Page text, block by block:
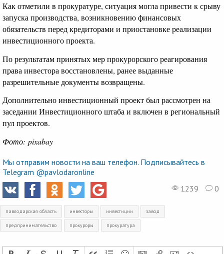
Как отметили в прокуратуре, ситуация могла привести к срыву
запуска производства, возникновению финансовых
обязательств перед кредиторами и приостановке реализации
инвестиционного проекта.
По результатам принятых мер прокурорского реагирования
права инвестора восстановлены, ранее выданные
разрешительные документы возвращены.
Дополнительно инвестиционный проект был рассмотрен на
заседании Инвестиционного штаба и включен в региональный
пул проектов.
Фото: pixabay
Мы отправим новости на ваш телефон. Подписывайтесь в
Telegram @pavlodaronline
1239
0
павлодарская область инвесторы инвестиции завод
предпринимательство прокуроры прокуратура